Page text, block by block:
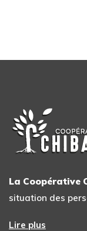
La Coopérative
situation des
Lire plus